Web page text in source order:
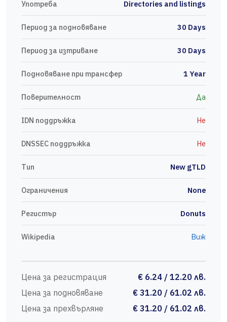
Употреба Directories and listings
Период за подновяване 30 Days
Период за изтриване 30 Days
Подновяване при трансфер 1 Year
Поверителност Да
IDN поддръжка Не
DNSSEC поддръжка Не
Тип New gTLD
Ограничения None
Регистър Donuts
Wikipedia Виж
Цена за регистрация
€ 6.24 / 12.20 лв.
Цена за подновяване
€ 31.20 / 61.02 лв.
Цена за прехвърляне
€ 31.20 / 61.02 лв.